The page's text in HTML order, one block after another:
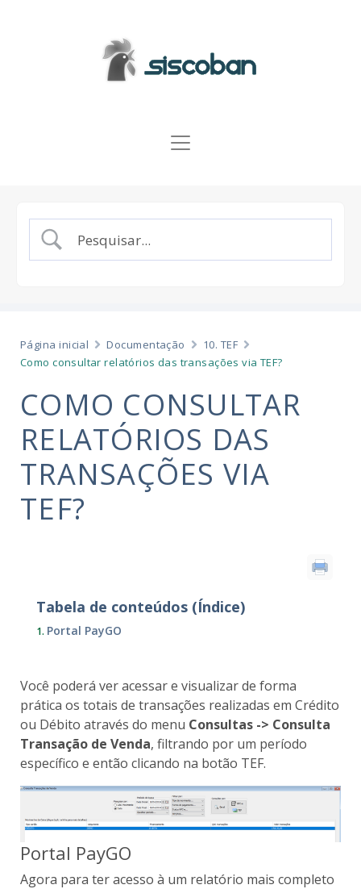
Página inicial Documentação
10. TEF
Como consultar relatórios das transações via TEF?
COMO CONSULTAR
RELATÓRIOS DAS
TRANSAÇÕES VIA
TEF?
Tabela de conteúdos (Índice)
Portal PayGO
Você poderá ver acessar e visualizar de forma
prática os totais de transações realizadas em Crédito
ou Débito através do menu Consultas -> Consulta
Transação de Venda, filtrando por um período
específico e então clicando na botão TEF.
Portal PayGO
Agora para ter acesso à um relatório mais completo